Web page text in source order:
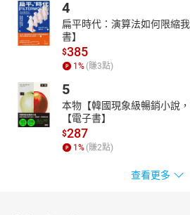
4
扁平時代：演算法如何限縮
書】
$385
1 % (賺3點)
5
本物【韓國現象級暢銷小說
【電子書】
$287
1 % (賺2點)
查看更多